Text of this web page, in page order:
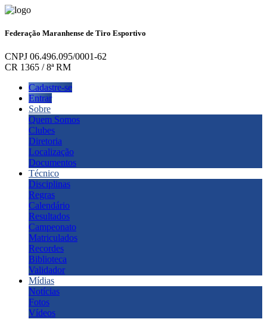
Federação Maranhense de Tiro Esportivo
CNPJ 06.496.095/0001-62
CR 1365 / 8ª RM
Cadastre-se
Entrar
Sobre
Quem Somos
Clubes
Diretoria
Localização
Documentos
Técnico
Disciplinas
Regras
Calendário
Resultados
Campeonato
Matriculados
Recordes
Biblioteca
Validador
Mídias
Notícias
Fotos
Vídeos